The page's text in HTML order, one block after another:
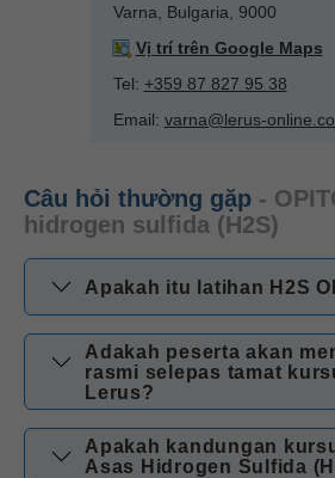
Varna, Bulgaria, 9000
Vị trí trên Google Maps
Tel: +359 87 827 95 38
Email: varna@lerus-
Câu hỏi thường gặp -
hidrogen sulfida (H2S)
Apakah itu latihan H2S
Adakah peserta akan
rasmi selepas tamat
Lerus?
Apakah kandungan
Asas Hidrogen Sulfida